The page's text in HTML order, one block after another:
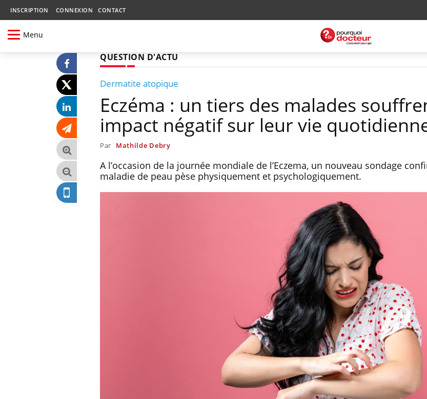
INSCRIPTION CONNEXION CONTACT
Menu
QUESTION D'ACTU
Dermatite atopique
Eczéma : un tiers des malades
impact négatif sur leur vie
Par Mathilde Debry
A l’occasion de la journée mondiale de l’Eczema, un nouveau sondage
maladie de peau pèse physiquement et psychologiquement.